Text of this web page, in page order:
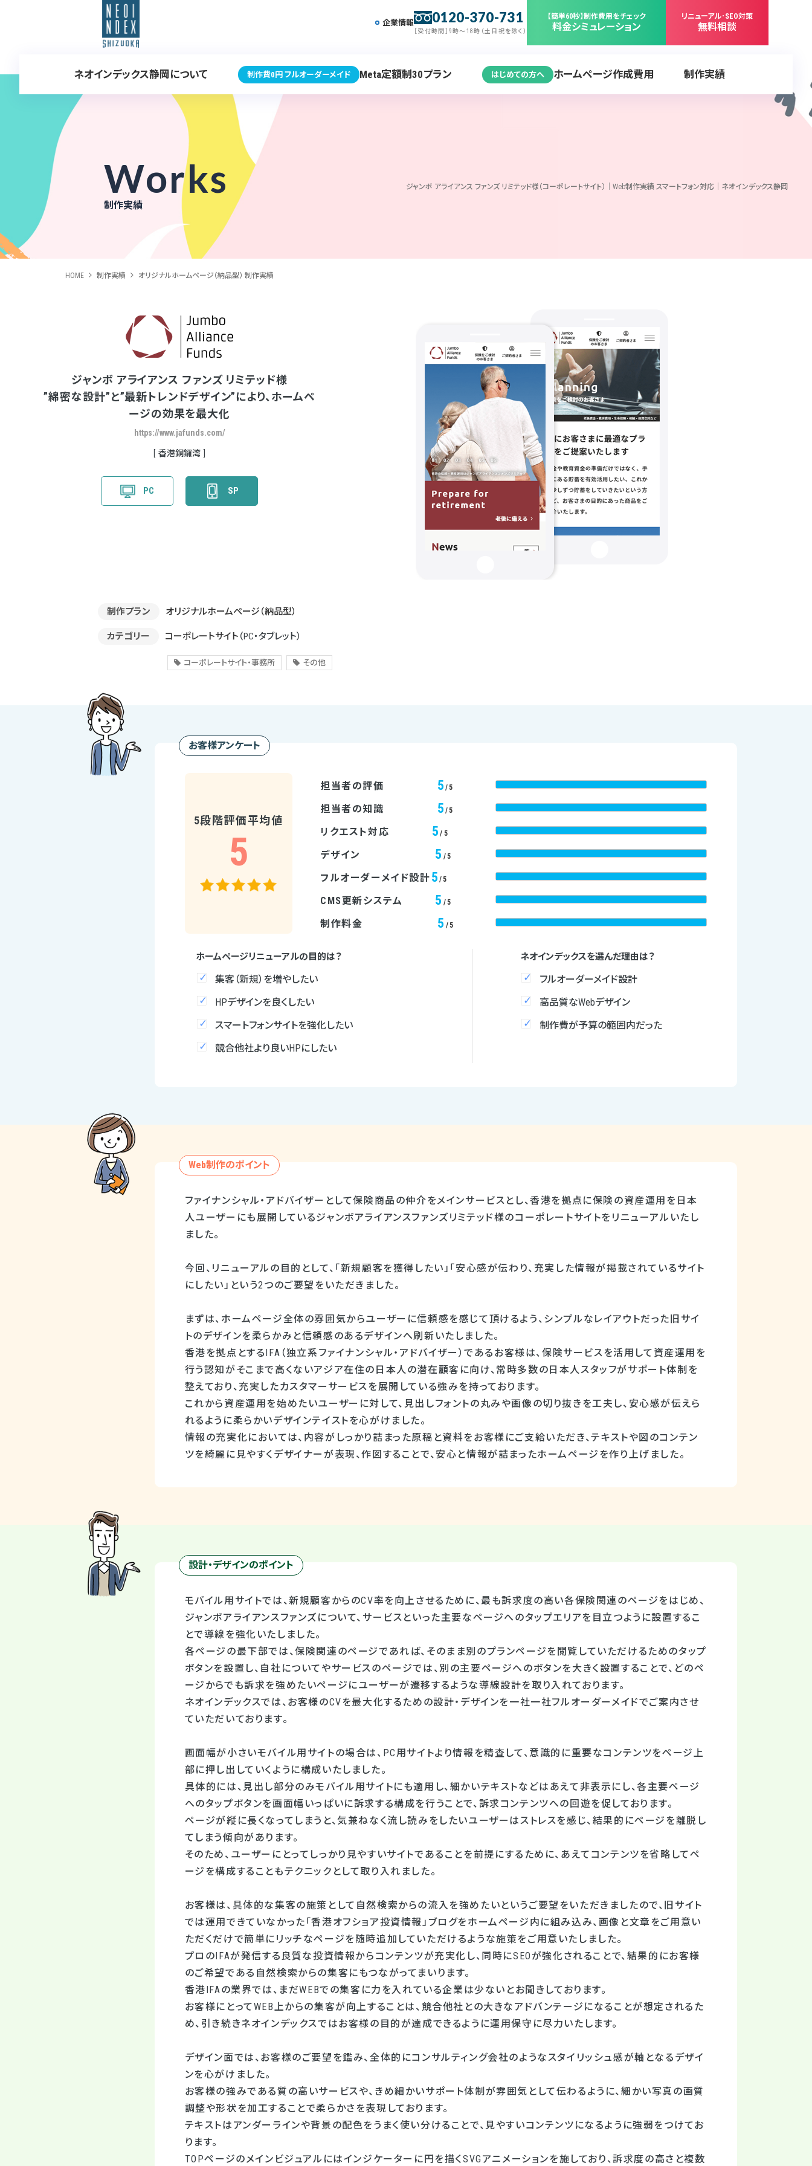
企業情報 0120-370-731
［受付時間］9時～18時（土日祝を除く）
【簡単60秒】制作費用をチェック
料金シミュレーション
リニューアル･SEO対策
無料相談
ネオインデックス静岡について 制作費0円 フルオーダーメイド Meta定額制30プラン はじめての方へ ホームページ作成費用 制作実績
ジャンボ アライアンス ファンズ リミテッド様（コーポレートサイト）｜Web制作実績 スマートフォン対応｜ネオインデックス静岡
Works
制作実績
HOME 制作実績 オリジナルホームページ（納品型） 制作実績
ジャンボ アライアンス ファンズ リミテッド様
”綿密な設計”と”最新トレンドデザイン”により、ホームペ
ージの効果を最大化
https://www.jafunds.com/
香港銅鑼湾
PC SP
制作プラン オリジナルホームページ（納品型）
カテゴリー コーポレートサイト （PC・タブレット）
コーポレートサイト・事務所 その他
お客様アンケート
5段階評価平均値
5
担当者の評価 5 /5
担当者の知識 5 /5
リクエスト対応 5/5
デザイン 5 /5
フルオーダーメイド設計 5 /5
CMS更新システム 5 /5
制作料金 5 /5
ホームページリニューアルの目的は？
集客（新規）を増やしたい
HPデザインを良くしたい
スマートフォンサイトを強化したい
競合他社より良いHPにしたい
ネオインデックスを選んだ理由は？
フルオーダーメイド設計
高品質なWebデザイン
制作費が予算の範囲内だった
Web制作のポイント
ファイナンシャル・アドバイザーとして保険商品の仲介をメインサービスとし、香港を拠点に保険の資産運用を日本
人ユーザーにも展開しているジャンボアライアンスファンズリミテッド様のコーポレートサイトをリニューアルいたし
ました。
今回、リニューアルの目的として、「新規顧客を獲得したい」「安心感が伝わり、充実した情報が掲載されているサイト
にしたい」という2つのご要望をいただきました。
まずは、ホームページ全体の雰囲気からユーザーに信頼感を感じて頂けるよう、シンプルなレイアウトだった旧サイ
トのデザインを柔らかみと信頼感のあるデザインへ刷新いたしました。
香港を拠点とするIFA（独立系ファイナンシャル・アドバイザー）であるお客様は、保険サービスを活用して資産運用を
行う認知がそこまで高くないアジア在住の日本人の潜在顧客に向け、常時多数の日本人スタッフがサポート体制を
整えており、充実したカスタマーサービスを展開している強みを持っております。
これから資産運用を始めたいユーザーに対して、見出しフォントの丸みや画像の切り抜きを工夫し、安心感が伝えら
れるように柔らかいデザインテイストを心がけました。
情報の充実化においては、内容がしっかり詰まった原稿と資料をお客様にご支給いただき、テキストや図のコンテン
ツを綺麗に見やすくデザイナーが表現、作図することで、安心と情報が詰まったホームページを作り上げました。
設計・デザインのポイント
モバイル用サイトでは、新規顧客からのCV率を向上させるために、最も訴求度の高い各保険関連のページをはじめ、
ジャンボアライアンスファンズについて、サービスといった主要なページへのタップエリアを目立つように設置するこ
とで導線を強化いたしました。
各ページの最下部では、保険関連のページであれば、そのまま別のプランページを閲覧していただけるためのタップ
ボタンを設置し、自社についてやサービスのページでは、別の主要ページへのボタンを大きく設置することで、どのペ
ージからでも訴求を強めたいページにユーザーが遷移するような導線設計を取り入れております。
ネオインデックスでは、お客様のCVを最大化するための設計・デザインを一社一社フルオーダーメイドでご案内させ
ていただいております。
画面幅が小さいモバイル用サイトの場合は、PC用サイトより情報を精査して、意識的に重要なコンテンツをページ上
部に押し出していくように構成いたしました。
具体的には、見出し部分のみモバイル用サイトにも適用し、細かいテキストなどはあえて非表示にし、各主要ページ
へのタップボタンを画面幅いっぱいに訴求する構成を行うことで、訴求コンテンツへの回遊を促しております。
ページが縦に長くなってしまうと、気兼ねなく流し読みをしたいユーザーはストレスを感じ、結果的にページを離脱し
てしまう傾向があります。
そのため、ユーザーにとってしっかり見やすいサイトであることを前提にするために、あえてコンテンツを省略してペ
ージを構成することもテクニックとして取り入れました。
お客様は、具体的な集客の施策として自然検索からの流入を強めたいというご要望をいただきましたので、旧サイト
では運用できていなかった「香港オフショア投資情報」ブログをホームページ内に組み込み、画像と文章をご用意い
ただくだけで簡単にリッチなページを随時追加していただけるような施策をご用意いたしました。
プロのIFAが発信する良質な投資情報からコンテンツが充実化し、同時にSEOが強化されることで、結果的にお客様
のご希望である自然検索からの集客にもつながってまいります。
香港IFAの業界では、まだWEBでの集客に力を入れている企業は少ないとお聞きしております。
お客様にとってWEB上からの集客が向上することは、競合他社との大きなアドバンテージになることが想定されるた
め、引き続きネオインデックスではお客様の目的が達成できるように運用保守に尽力いたします。
デザイン面では、お客様のご要望を鑑み、全体的にコンサルティング会社のようなスタイリッシュ感が軸となるデザイ
ンを心がけました。
お客様の強みである質の高いサービスや、きめ細かいサポート体制が雰囲気として伝わるように、細かい写真の画質
調整や形状を加工することで柔らかさを表現しております。
テキストはアンダーラインや背景の配色をうまく使い分けることで、見やすいコンテンツになるように強弱をつけてお
ります。
TOPページのメインビジュアルにはインジケーターに円を描くSVGアニメーションを施しており、訴求度の高さと複数